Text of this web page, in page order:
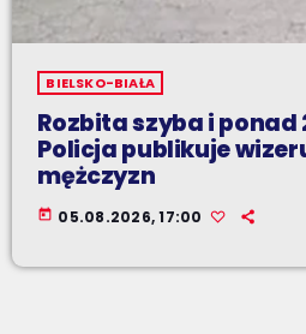
BIELSKO-BIAŁA
Rozbita szyba i ponad
Policja publikuje
mężczyzn
today 05.08.2026, 17:00